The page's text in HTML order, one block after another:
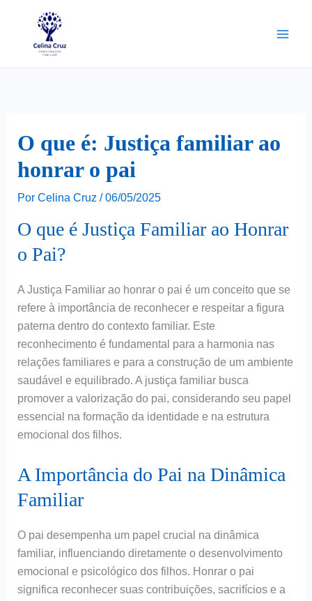
O que é: Justiça familiar ao
honrar o pai
Por Celina Cruz / 06/05/2025
O que é Justiça Familiar ao Honrar
o Pai?
A Justiça Familiar ao honrar o pai é um conceito que se
refere à importância de reconhecer e respeitar a figura
paterna dentro do contexto familiar. Este
reconhecimento é fundamental para a harmonia nas
relações familiares e para a construção de um ambiente
saudável e equilibrado. A justiça familiar busca
promover a valorização do pai, considerando seu papel
essencial na formação da identidade e na estrutura
emocional dos filhos.
A Importância do Pai na Dinâmica
Familiar
O pai desempenha um papel crucial na dinâmica
familiar, influenciando diretamente o desenvolvimento
emocional e psicológico dos filhos. Honrar o pai
significa reconhecer suas contribuições, sacrifícios e a